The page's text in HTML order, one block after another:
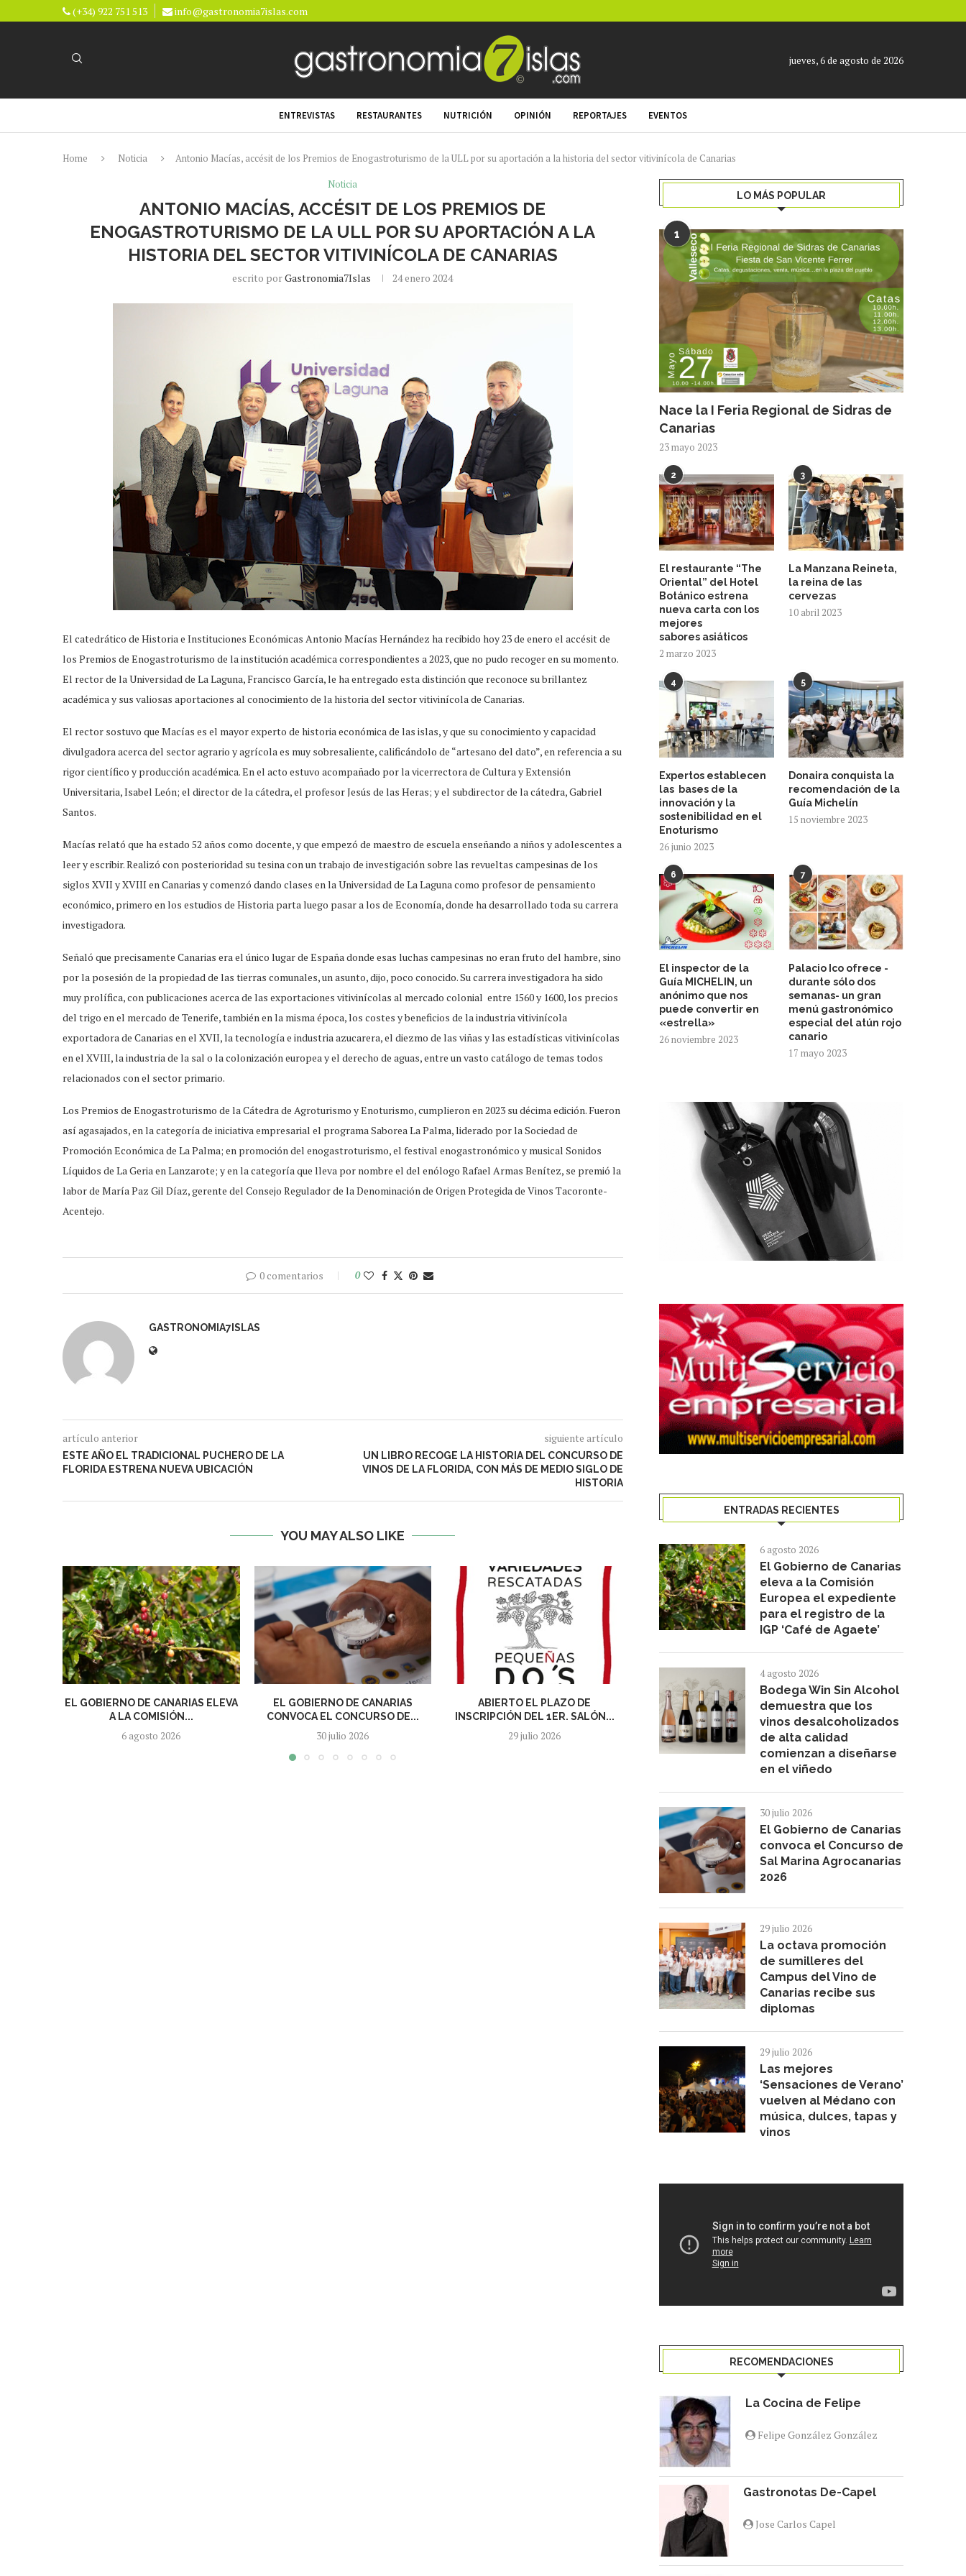
(+34) 922 751 513 info@gastronomia7islas.com
jueves, 6 de agosto de 2026
ENTREVISTAS RESTAURANTES NUTRICIÓN OPINIÓN REPORTAJES EVENTOS
Home Noticia
Antonio Macías, accésit de los Premios de Enogastroturismo de la ULL por su aportación a la historia del sector vitivinícola de Canarias
Noticia
ANTONIO MACÍAS, ACCÉSIT DE LOS PREMIOS DE
ENOGASTROTURISMO DE LA ULL POR SU APORTACIÓN A LA
HISTORIA DEL SECTOR VITIVINÍCOLA DE CANARIAS
escrito porGastronomia7Islas 24 enero 2024
El catedrático de Historia e Instituciones Económicas Antonio Macías Hernández ha recibido hoy 23 de enero el accésit de
los Premios de Enogastroturismo de la institución académica correspondientes a 2023, que no pudo recoger en su momento.
El rector de la Universidad de La Laguna, Francisco García, le ha entregado esta distinción que reconoce su brillantez
académica y sus valiosas aportaciones al conocimiento de la historia del sector vitivinícola de Canarias.
El rector sostuvo que Macías es el mayor experto de historia económica de las islas, y que su conocimiento y capacidad
divulgadora acerca del sector agrario y agrícola es muy sobresaliente, calificándolo de “artesano del dato”, en referencia a su
rigor científico y producción académica. En el acto estuvo acompañado por la vicerrectora de Cultura y Extensión
Universitaria, Isabel León; el director de la cátedra, el profesor Jesús de las Heras; y el subdirector de la cátedra, Gabriel
Santos.
Macías relató que ha estado 52 años como docente, y que empezó de maestro de escuela enseñando a niños y adolescentes a
leer y escribir. Realizó con posterioridad su tesina con un trabajo de investigación sobre las revueltas campesinas de los
siglos XVII y XVIII en Canarias y comenzó dando clases en la Universidad de La Laguna como profesor de pensamiento
económico, primero en los estudios de Historia parta luego pasar a los de Economía, donde ha desarrollado toda su carrera
investigadora.
Señaló que precisamente Canarias era el único lugar de España donde esas luchas campesinas no eran fruto del hambre, sino
por la posesión de la propiedad de las tierras comunales, un asunto, dijo, poco conocido. Su carrera investigadora ha sido
muy prolífica, con publicaciones acerca de las exportaciones vitivinícolas al mercado colonial entre 1560 y 1600, los precios
del trigo en el mercado de Tenerife, también en la misma época, los costes y beneficios de la industria vitivinícola
exportadora de Canarias en el XVII, la tecnología e industria azucarera, el diezmo de las viñas y las estadísticas vitivinícolas
en el XVIII, la industria de la sal o la colonización europea y el derecho de aguas, entre un vasto catálogo de temas todos
relacionados con el sector primario.
Los Premios de Enogastroturismo de la Cátedra de Agroturismo y Enoturismo, cumplieron en 2023 su décima edición. Fueron
así agasajados, en la categoría de iniciativa empresarial el programa Saborea La Palma, liderado por la Sociedad de
Promoción Económica de La Palma; en promoción del enogastroturismo, el festival enogastronómico y musical Sonidos
Líquidos de La Geria en Lanzarote; y en la categoría que lleva por nombre el del enólogo Rafael Armas Benítez, se premió la
labor de María Paz Gil Díaz, gerente del Consejo Regulador de la Denominación de Origen Protegida de Vinos Tacoronte-
Acentejo.
0 comentarios 0
GASTRONOMIA7ISLAS
artículo anterior
ESTE AÑO EL TRADICIONAL PUCHERO DE LA
FLORIDA ESTRENA NUEVA UBICACIÓN
siguiente artículo
UN LIBRO RECOGE LA HISTORIA DEL CONCURSO DE
VINOS DE LA FLORIDA, CON MÁS DE MEDIO SIGLO DE
HISTORIA
YOU MAY ALSO LIKE
EL GOBIERNO DE CANARIAS ELEVA
A LA COMISIÓN...
6 agosto 2026
EL GOBIERNO DE CANARIAS
CONVOCA EL CONCURSO DE...
30 julio 2026
ABIERTO EL PLAZO DE
INSCRIPCIÓN DEL 1ER. SALÓN...
29 julio 2026
GF HOTELES UNE IA Y ECONOMÍA
CIRCULAR Y...
27 julio 2026
GMR CANARIAS Y EL CD
FEMENINO
LO MÁS POPULAR
1
Nace la I Feria Regional de Sidras de
Canarias
23 mayo 2023
2
El restaurante “The
Oriental” del Hotel
Botánico estrena
nueva carta con los
mejores
sabores asiáticos
2 marzo 2023
3
La Manzana Reineta,
la reina de las
cervezas
10 abril 2023
4
Expertos establecen
las bases de la
innovación y la
sostenibilidad en el
Enoturismo
26 junio 2023
5
Donaira conquista la
recomendación de la
Guía Michelín
15 noviembre 2023
6
El inspector de la
Guía MICHELIN, un
anónimo que nos
puede convertir en
«estrella»
26 noviembre 2023
7
Palacio Ico ofrece -
durante sólo dos
semanas- un gran
menú gastronómico
especial del atún rojo
canario
17 mayo 2023
ENTRADAS RECIENTES
6 agosto 2026
El Gobierno de Canarias
eleva a la Comisión
Europea el expediente
para el registro de la
IGP ‘Café de Agaete’
4 agosto 2026
Bodega Win Sin Alcohol
demuestra que los
vinos desalcoholizados
de alta calidad
comienzan a diseñarse
en el viñedo
30 julio 2026
El Gobierno de Canarias
convoca el Concurso de
Sal Marina Agrocanarias
2026
29 julio 2026
La octava promoción
de sumilleres del
Campus del Vino de
Canarias recibe sus
diplomas
29 julio 2026
Las mejores
‘Sensaciones de Verano’
vuelven al Médano con
música, dulces, tapas y
vinos
RECOMENDACIONES
La Cocina de Felipe
Felipe González González
Gastronotas De-Capel
Jose Carlos Capel